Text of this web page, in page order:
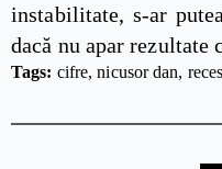
instabilitate, s-ar
dacă nu apar rezultate
Tags: cifre nicusor dan